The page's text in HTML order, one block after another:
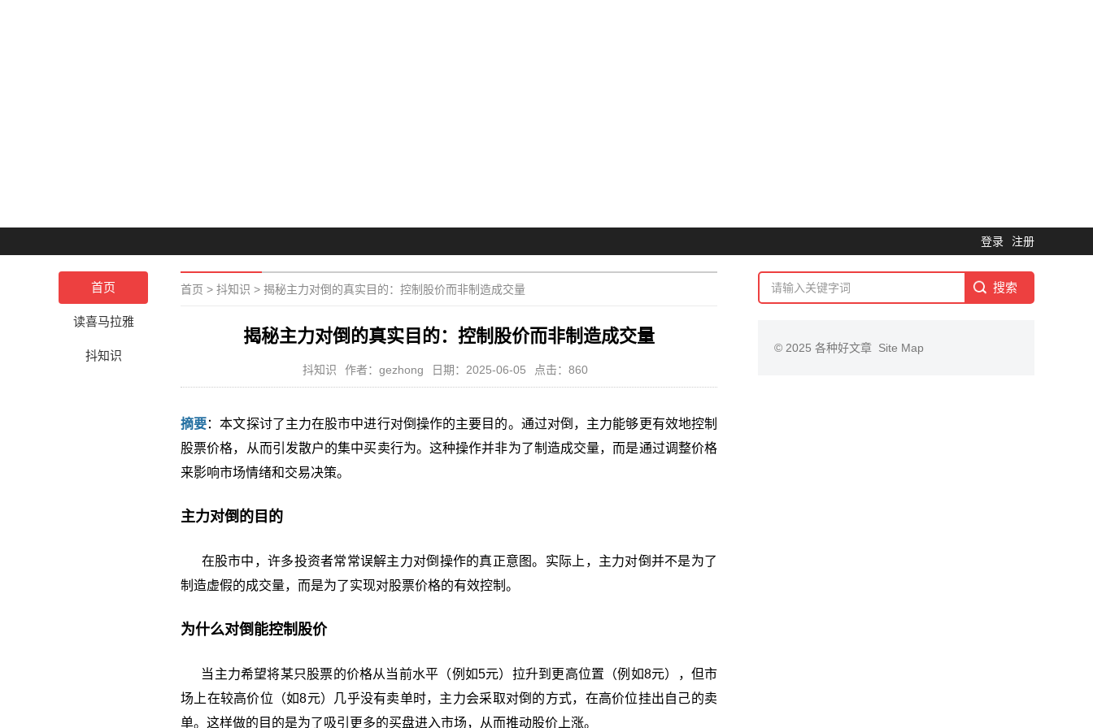
登录 注册
首页
读喜马拉雅
抖知识
首页 > 抖知识 > 揭秘主力对倒的真实目的：控制股价而非制造成交量
揭秘主力对倒的真实目的：控制股价而非制造成交量
抖知识 作者：gezhong 日期：2025-06-05 点击：860
摘要：本文探讨了主力在股市中进行对倒操作的主要目的。通过对倒，主力能够更有效地控制
股票价格，从而引发散户的集中买卖行为。这种操作并非为了制造成交量，而是通过调整价格
来影响市场情绪和交易决策。
主力对倒的目的
在股市中，许多投资者常常误解主力对倒操作的真正意图。实际上，主力对倒并不是为了
制造虚假的成交量，而是为了实现对股票价格的有效控制。
为什么对倒能控制股价
当主力希望将某只股票的价格从当前水平（例如5元）拉升到更高位置（例如8元），但市
场上在较高价位（如8元）几乎没有卖单时，主力会采取对倒的方式，在高价位挂出自己的卖
单。这样做的目的是为了吸引更多的买盘进入市场，从而推动股价上涨。
© 2025 各种好文章 Site Map